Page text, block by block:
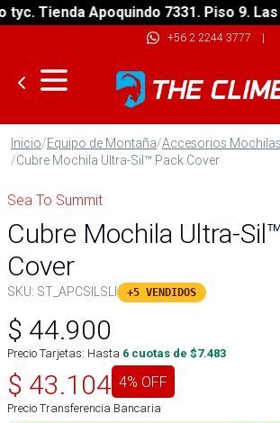
Tienda Apoquindo 7331. Piso 9. Las
+56 2 2244 3777 |
Inicio/Equipo de Montaña/Accesorios Mochilas
/Cubre Mochila Ultra-Sil™ Pack Cover
Sea To Summit
Cubre Mochila Ultra-
Cover
SKU: ST_APCSILSLI +5 VENDIDOS
$ 44.900
Precio Tarjetas: Hasta 6 cuotas de $7.483
$ 43.104 4% OFF
Precio Transferencia Bancaria